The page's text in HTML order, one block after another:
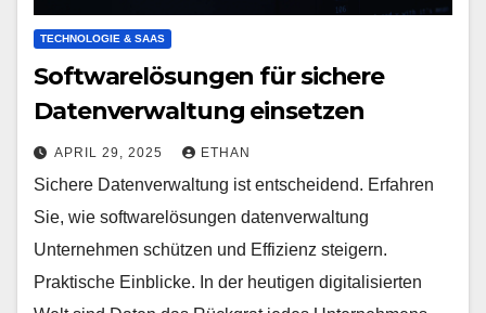
TECHNOLOGIE & SAAS
Softwarelösungen für sichere
Datenverwaltung einsetzen
APRIL 29, 2025 ETHAN
Sichere Datenverwaltung ist entscheidend. Erfahren
Sie, wie softwarelösungen datenverwaltung
Unternehmen schützen und Effizienz steigern.
Praktische Einblicke. In der heutigen digitalisierten